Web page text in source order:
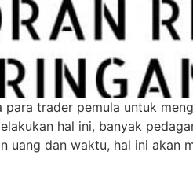
trader pemula untuk
hal ini, banyak
uang dan waktu, hal ini akan